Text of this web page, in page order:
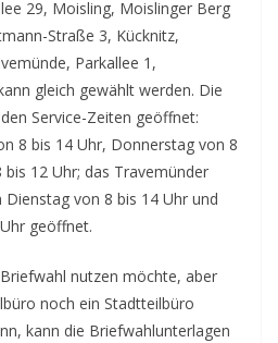
29, Moisling, Moislinger Berg
Straße 3, Kücknitz,
Parkallee 1,
gleich gewählt werden. Die
Service-Zeiten geöffnet:
8 bis 14 Uhr, Donnerstag von 8
12 Uhr; das Travemünder
von 8 bis 14 Uhr und
geöffnet.
nutzen möchte, aber
noch ein Stadtteilbüro
kann die Briefwahlunterlagen